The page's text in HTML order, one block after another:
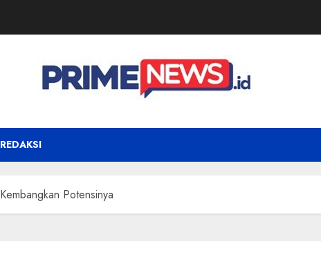
REDAKSI
Potensinya